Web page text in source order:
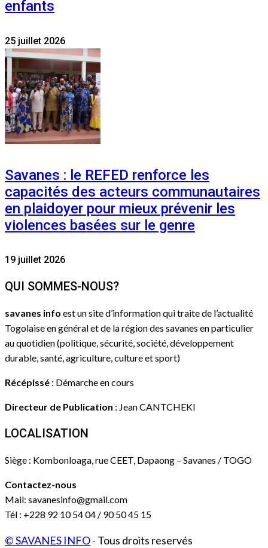
enfants
25 juillet 2026
Savanes : le REFED renforce les
capacités des acteurs communautaires
en plaidoyer pour mieux prévenir les
violences basées sur le genre
19 juillet 2026
QUI SOMMES-NOUS?
savanes info est un site d’information qui traite de l’actualité
Togolaise en général et de la région des savanes en particulier
au quotidien (politique, sécurité, société, développement
durable, santé, agriculture, culture et sport)
Récépissé : Démarche en cours
Directeur de Publication : Jean CANTCHEKI
LOCALISATION
Siège : Kombonloaga, rue CEET, Dapaong – Savanes / TOGO
Contactez-nous
Mail: savanesinfo@gmail.com
Tél : +228 92 10 54 04 / 90 50 45 15
© SAVANES INFO- Tous droits reservés